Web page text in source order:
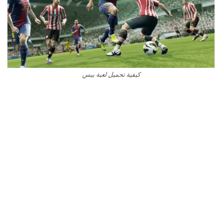
كيفية تحميل لعبة بيس